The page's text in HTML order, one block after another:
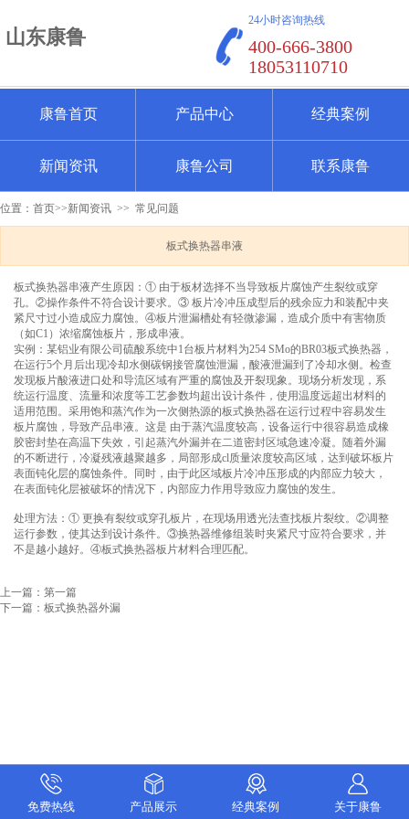
山东康鲁
24小时咨询热线
400-666-3800
18053110710
康鲁首页 产品中心 经典案例
新闻资讯 康鲁公司 联系康鲁
位置： 首页>>新闻资讯 >> 常见问题
板式换热器串液
板式换热器串液产生原因：① 由于板材选择不当导致板片腐蚀产生裂纹或穿
孔。②操作条件不符合设计要求。③ 板片冷冲压成型后的残余应力和装配中夹
紧尺寸过小造成应力腐蚀。④板片泄漏槽处有轻微渗漏，造成介质中有害物质
（如C1）浓缩腐蚀板片，形成串液。
实例：某铝业有限公司硫酸系统中1台板片材料为254 SMo的BR03板式换热器，
在运行5个月后出现冷却水侧碳钢接管腐蚀泄漏，酸液泄漏到了冷却水侧。检查
发现板片酸液进口处和导流区域有严重的腐蚀及开裂现象。现场分析发现，系
统运行温度、流量和浓度等工艺参数均超出设计条件，使用温度远超出材料的
适用范围。采用饱和蒸汽作为一次侧热源的板式换热器在运行过程中容易发生
板片腐蚀，导致产品串液。这是 由于蒸汽温度较高，设备运行中很容易造成橡
胶密封垫在高温下失效，引起蒸汽外漏并在二道密封区域急速冷凝。随着外漏
的不断进行，冷凝残液越聚越多，局部形成cl质量浓度较高区域，达到破坏板片
表面钝化层的腐蚀条件。同时，由于此区域板片冷冲压形成的内部应力较大，
在表面钝化层被破坏的情况下，内部应力作用导致应力腐蚀的发生。
处理方法：① 更换有裂纹或穿孔板片，在现场用透光法查找板片裂纹。②调整
运行参数，使其达到设计条件。③换热器维修组装时夹紧尺寸应符合要求，并
不是越小越好。④板式换热器板片材料合理匹配。
上一篇：第一篇
下一篇： 板式换热器外漏
免费热线 产品展示 经典案例 关于康鲁